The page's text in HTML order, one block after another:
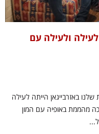
ולעילה עם
באזרבייגאן הייתה לעילה
מהממת באופיה עם המון